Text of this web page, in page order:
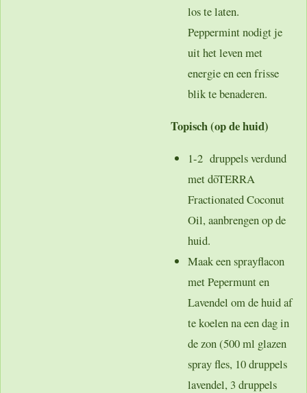
los te laten.
Peppermint nodigt je
uit het leven met
energie en een frisse
blik te benaderen.
Topisch (op de huid)
1-2 druppels verdund
met dōTERRA
Fractionated Coconut
Oil, aanbrengen op de
huid.
Maak een sprayflacon
met Pepermunt en
Lavendel om de huid af
te koelen na een dag in
de zon (500 ml glazen
spray fles, 10 druppels
lavendel, 3 druppels